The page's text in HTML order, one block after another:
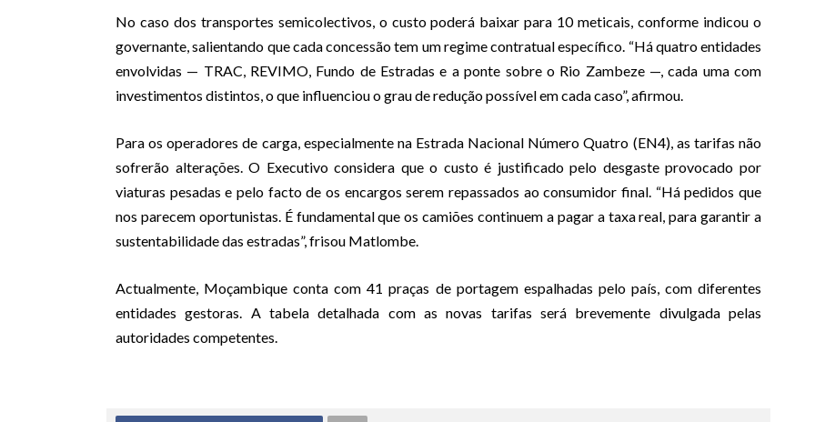
No caso dos transportes semicolectivos, o custo poderá baixar para 10 meticais, conforme indicou o
governante, salientando que cada concessão tem um regime contratual específico. “Há quatro entidades
envolvidas — TRAC, REVIMO, Fundo de Estradas e a ponte sobre o Rio Zambeze —, cada uma com
investimentos distintos, o que influenciou o grau de redução possível em cada caso”, afirmou.
Para os operadores de carga, especialmente na Estrada Nacional Número Quatro (EN4), as tarifas não
sofrerão alterações. O Executivo considera que o custo é justificado pelo desgaste provocado por
viaturas pesadas e pelo facto de os encargos serem repassados ao consumidor final. “Há pedidos que
nos parecem oportunistas. É fundamental que os camiões continuem a pagar a taxa real, para garantir a
sustentabilidade das estradas”, frisou Matlombe.
Actualmente, Moçambique conta com 41 praças de portagem espalhadas pelo país, com diferentes
entidades gestoras. A tabela detalhada com as novas tarifas será brevemente divulgada pelas
autoridades competentes.